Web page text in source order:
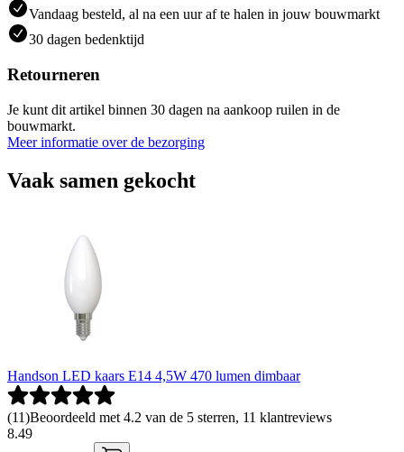
Vandaag besteld, al na een uur af te halen in jouw bouwmarkt
30 dagen bedenktijd
Retourneren
Je kunt dit artikel binnen 30 dagen na aankoop ruilen in de
bouwmarkt.
Meer informatie over de bezorging
Vaak samen gekocht
Handson LED kaars E14 4,5W 470 lumen dimbaar
(11)Beoordeeld met 4.2 van de 5 sterren, 11 klantreviews
8.49